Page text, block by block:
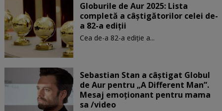
Globurile de Aur 2025: Lista
completă a câștigătorilor celei de-
a 82-a ediții
Cea de-a 82-a ediție a...
Sebastian Stan a câștigat Globul
de Aur pentru „A Different Man”.
Mesaj emoționant pentru mama
sa /video